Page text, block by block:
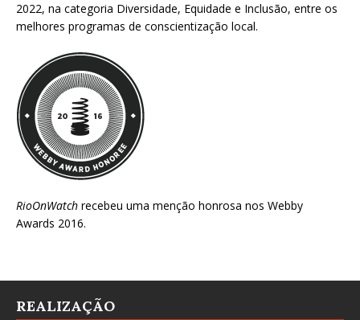
2022, na categoria Diversidade, Equidade e Inclusão, entre os
melhores programas de conscientização local.
RioOnWatch recebeu uma menção honrosa nos Webby
Awards 2016.
REALIZAÇÃO